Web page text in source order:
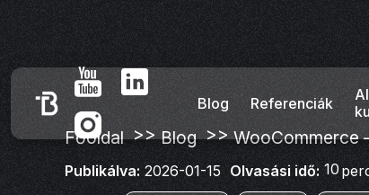
Blog Referenciák
AI
Főoldal >> Blog >> WooCommerce
Publikálva: 2026-01-15 Olvasási idő: 10